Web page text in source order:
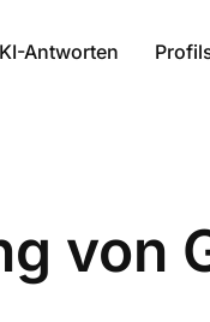
KI-Antworten
von